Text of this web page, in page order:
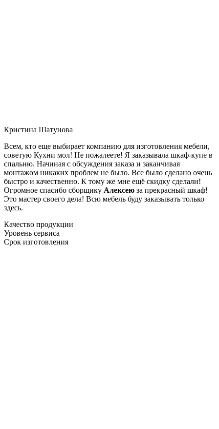
Кристина Шатунова
Всем, кто еще выбирает компанию для изготовления мебели,
советую Кухни мол! Не пожалеете! Я заказывала шкаф-купе в
спальню. Начиная с обсуждения заказа и заканчивая
монтажом никаких проблем не было. Все было сделано очень
быстро и качественно. К тому же мне ещё скидку сделали!
Огромное спасибо сборщику Алексею за прекрасный шкаф!
Это мастер своего дела! Всю мебель буду заказывать только
здесь.
Качество продукции
Уровень сервиса
Срок изготовления